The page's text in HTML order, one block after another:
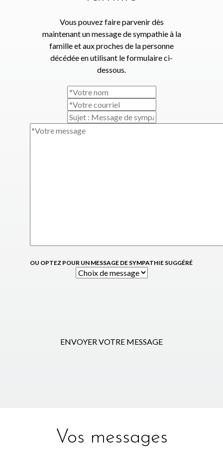
Vous pouvez faire parvenir dès
maintenant un message de sympathie à la
famille et aux proches de la personne
décédée en utilisant le formulaire ci-
dessous.
OU OPTEZ POUR UN MESSAGE DE SYMPATHIE SUGGÉRÉ
ENVOYER VOTRE MESSAGE
Vos messages